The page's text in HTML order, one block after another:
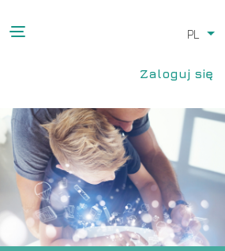
User
menu
Zaloguj się
PL